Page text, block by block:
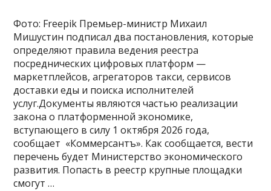
Фото: Freepik Премьер-министр Михаил
Мишустин подписал два постановления, которые
определяют правила ведения реестра
посреднических цифровых платформ —
маркетплейсов, агрегаторов такси, сервисов
доставки еды и поиска исполнителей
услуг.Документы являются частью реализации
закона о платформенной экономике,
вступающего в силу 1 октября 2026 года,
сообщает «Коммерсантъ». Как сообщается, вести
перечень будет Министерство экономического
развития. Попасть в реестр крупные площадки
смогут …